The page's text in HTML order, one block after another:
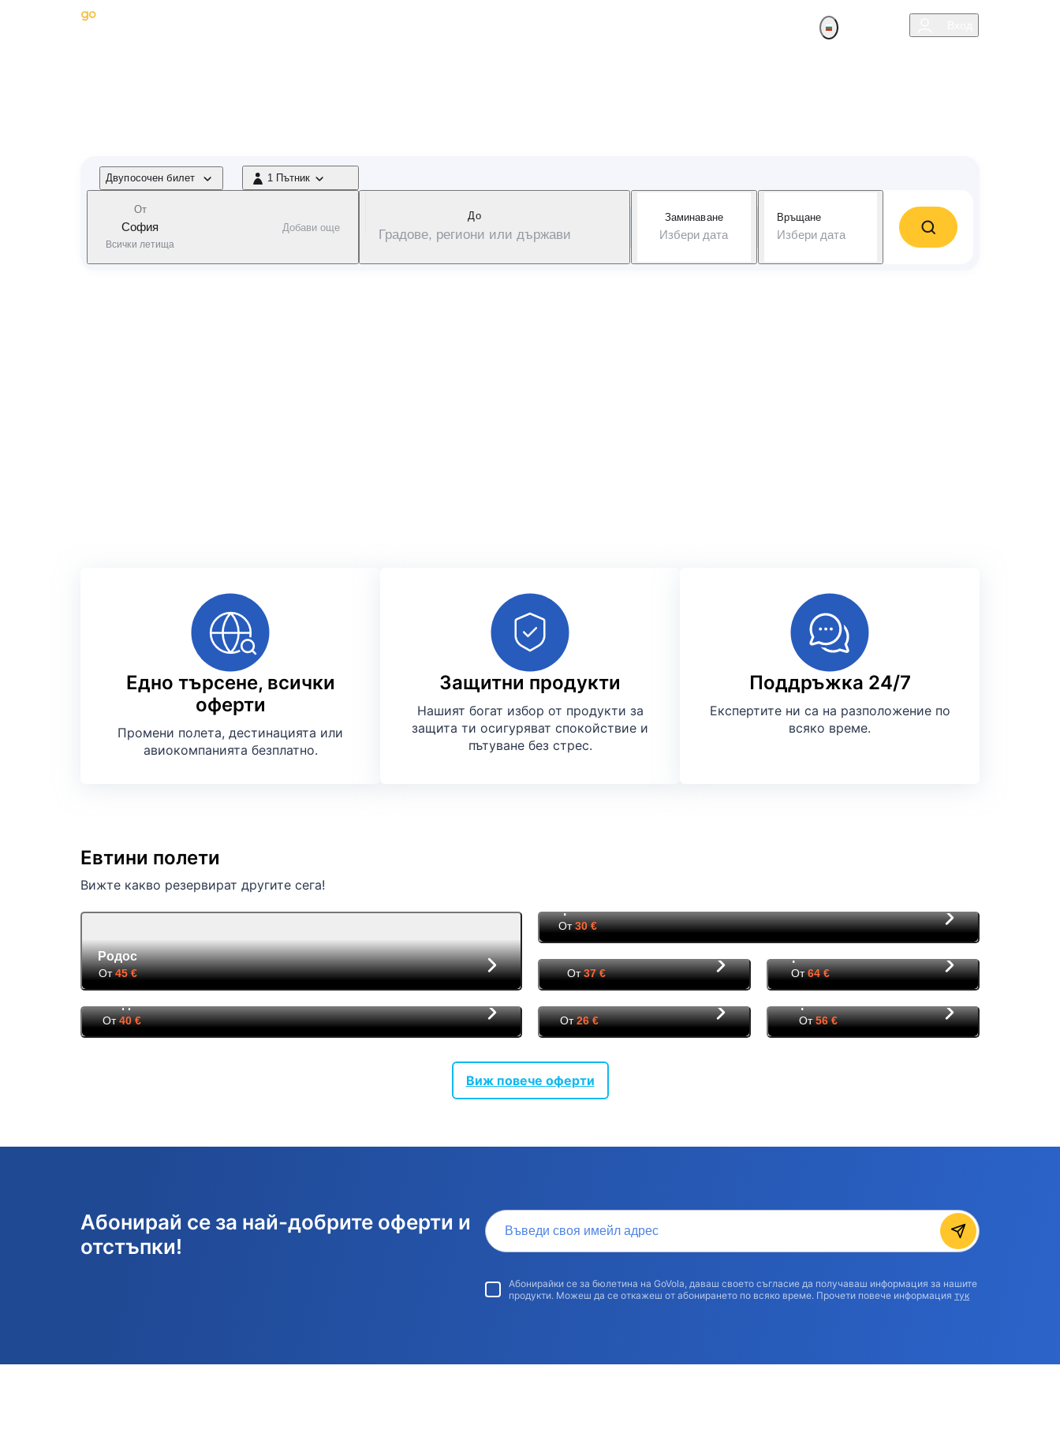
навигацията
Тип полет
Двупосочен билет 1 Пътник
1 Пътник
От
София
Всички летища
Добави още
Дo
Градове, региони или държави
Заминаване
Избери дата
Връщане
Избери дата
Едно търсене, всички
оферти
Промени полета, дестинацията или
авиокомпанията безплатно.
Защитни продукти
Нашият богат избор от продукти за
защита ти осигуряват спокойствие и
пътуване без стрес.
Поддръжка 24/7
Експертите ни са на разположение по
всяко време.
Евтини полети
Вижте какво резервират другите сега!
Родос
От 45 €
Краков
От 30 €
Меминген
От 37 €
Крайова
От 64 €
Лондон
От 40 €
Милано
От 26 €
Барселона
От 56 €
Виж повече оферти
Абонирай се за най-добрите оферти и
отстъпки!
Въведи своя имейл адрес
Абонирайки се за бюлетина на GoVola, даваш своето съгласие да получаваш информация за нашите
продукти. Можеш да се откажеш от абонирането по всяко време. Прочети повече информация тук